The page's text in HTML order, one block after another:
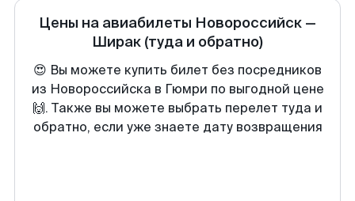
Цены на авиабилеты Новороссийск —
Ширак (туда и обратно)
😍 Вы можете купить билет без посредников
из Новороссийска в Гюмри по выгодной цене
🙌. Также вы можете выбрать перелет туда и
обратно, если уже знаете дату возвращения